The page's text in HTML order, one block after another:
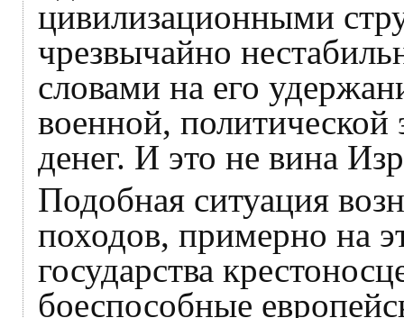
цивилизационными
чрезвычайно
словами на его
военной,
денег. И это не вина
Подобная ситуация
походов, примерно на
государства
боеспособные